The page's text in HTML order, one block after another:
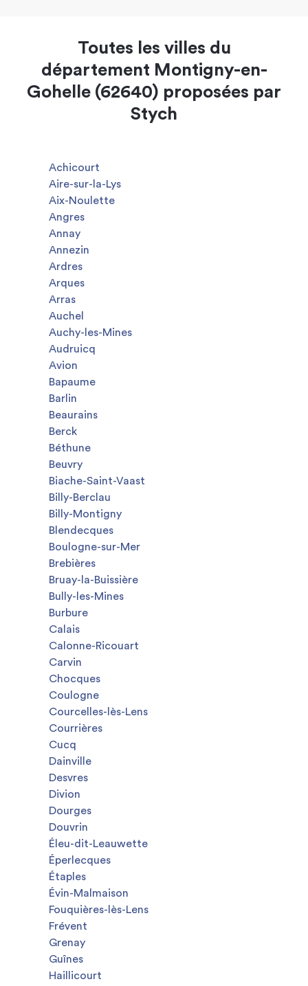
Toutes les villes du
département Montigny-en-
Gohelle (62640) proposées par
Stych
Achicourt
Aire-sur-la-Lys
Aix-Noulette
Angres
Annay
Annezin
Ardres
Arques
Arras
Auchel
Auchy-les-Mines
Audruicq
Avion
Bapaume
Barlin
Beaurains
Berck
Béthune
Beuvry
Biache-Saint-Vaast
Billy-Berclau
Billy-Montigny
Blendecques
Boulogne-sur-Mer
Brebières
Bruay-la-Buissière
Bully-les-Mines
Burbure
Calais
Calonne-Ricouart
Carvin
Chocques
Coulogne
Courcelles-lès-Lens
Courrières
Cucq
Dainville
Desvres
Divion
Dourges
Douvrin
Éleu-dit-Leauwette
Éperlecques
Étaples
Évin-Malmaison
Fouquières-lès-Lens
Frévent
Grenay
Guînes
Haillicourt